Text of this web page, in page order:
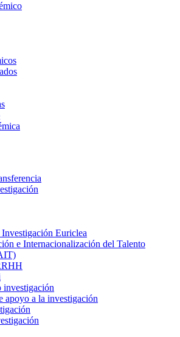
Euriclea
e Internacionalización del Talento
investigación
apoyo a la investigación